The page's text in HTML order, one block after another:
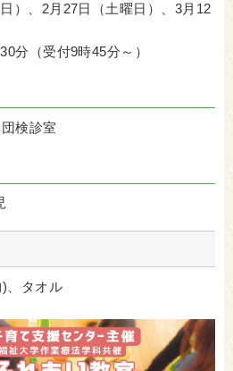
）、2月27日（土曜日）、3月12
分（受付9時45分～）
検診室
、タオル